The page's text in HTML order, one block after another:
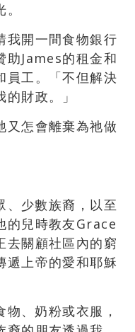
我開一間食物銀行
助James的租金和
員工。「不但解決
財政。」
又怎會離棄為祂做
、少數族裔，以至
的兒時教友Grace
去關顧社區內的窮
遞上帝的愛和耶穌
、奶粉或衣服，